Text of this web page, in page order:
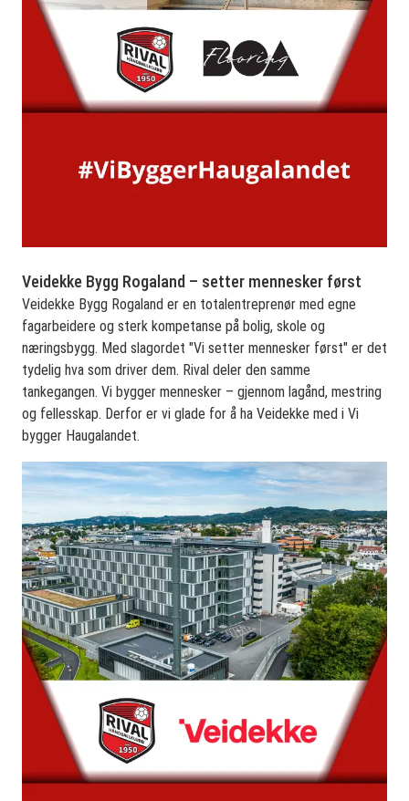
Veidekke Bygg Rogaland – setter mennesker først
Veidekke Bygg Rogaland er en totalentreprenør med egne
fagarbeidere og sterk kompetanse på bolig, skole og
næringsbygg. Med slagordet "Vi setter mennesker først" er det
tydelig hva som driver dem. Rival deler den samme
tankegangen. Vi bygger mennesker – gjennom lagånd, mestring
og fellesskap. Derfor er vi glade for å ha Veidekke med i Vi
bygger Haugalandet.